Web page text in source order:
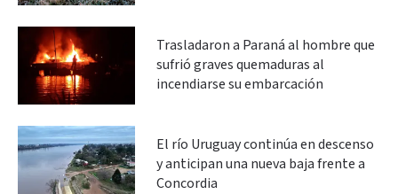
Trasladaron a Paraná al hombre que
sufrió graves quemaduras al
incendiarse su embarcación
El río Uruguay continúa en descenso
y anticipan una nueva baja frente a
Concordia